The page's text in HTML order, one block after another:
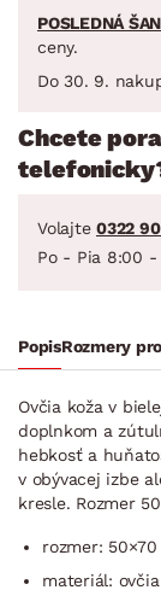
POSLEDNÁ
ceny.
Do 30. 9.
Chcete
Volajte 0322
Po - Pia 8:00 -
PopisRozmery
Ovčia koža v
doplnkom a
hebkosť a
v obývacej izbe
kresle. Rozmer
rozmer:
materiál: ovčia